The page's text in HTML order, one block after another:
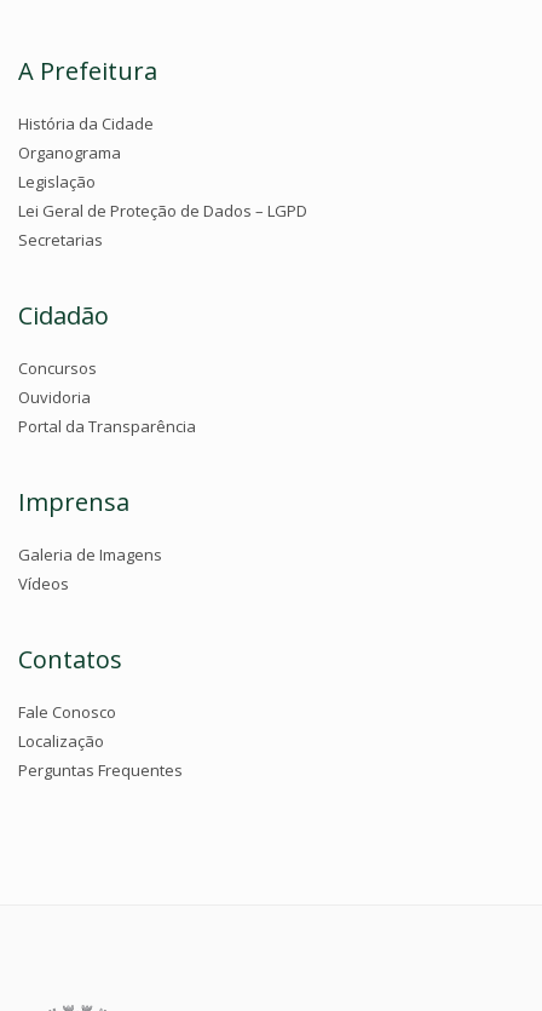
A Prefeitura
História da Cidade
Organograma
Legislação
Lei Geral de Proteção de Dados – LGPD
Secretarias
Cidadão
Concursos
Ouvidoria
Portal da Transparência
Imprensa
Galeria de Imagens
Vídeos
Contatos
Fale Conosco
Localização
Perguntas Frequentes